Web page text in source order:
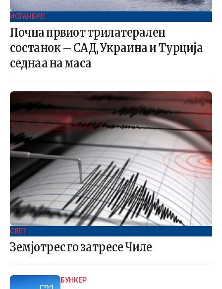
ИСТАНБУЛ
Почна првиот трилатерален
состанок – САД, Украина и Турција
седнаа на маса
СВЕТ .
Земјотрес го затресе Чиле
БУНКЕР